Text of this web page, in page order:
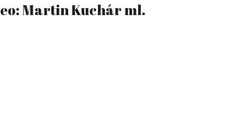
Martin Kuchár ml.